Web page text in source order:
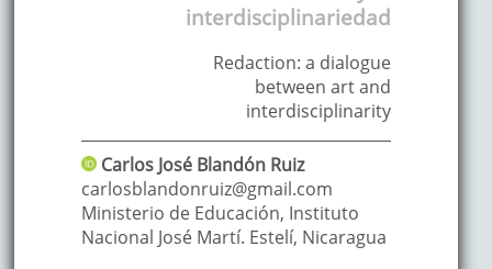
interdisciplinariedad
Redaction: a dialogue
between art and
interdisciplinarity
Carlos José Blandón Ruiz
carlosblandonruiz@gmail.com
Ministerio de Educación, Instituto
Nacional José Martí. Estelí, Nicaragua